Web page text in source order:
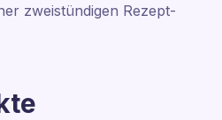
zweistündigen Rezept-